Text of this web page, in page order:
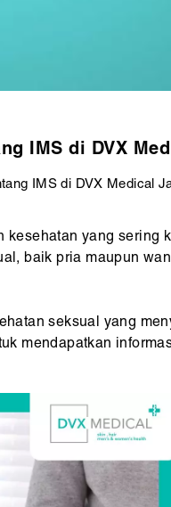
IMS di DVX
IMS di DVX Medical
kesehatan yang sering
baik pria maupun
seksual yang
mendapatkan